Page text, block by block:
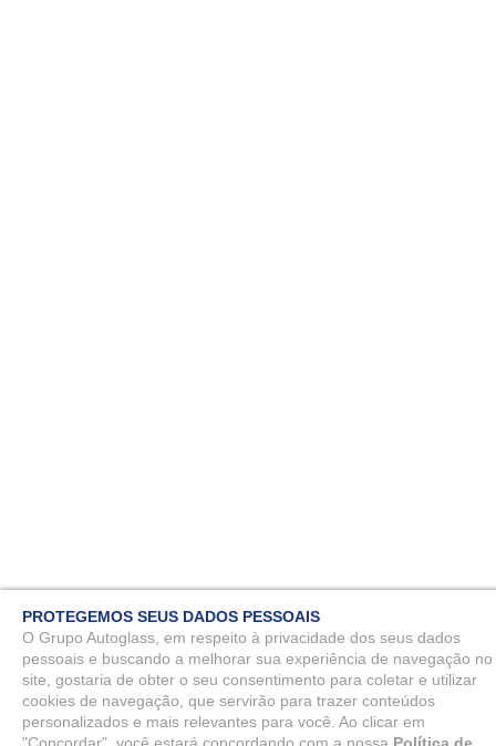
PROTEGEMOS SEUS DADOS PESSOAIS
O Grupo Autoglass, em respeito à privacidade dos seus dados
pessoais e buscando a melhorar sua experiência de navegação no
site, gostaria de obter o seu consentimento para coletar e utilizar
cookies de navegação, que servirão para trazer conteúdos
personalizados e mais relevantes para você. Ao clicar em